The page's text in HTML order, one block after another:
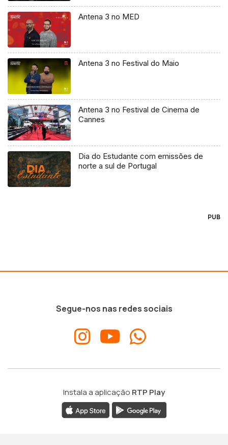
Antena 3 no MED
Antena 3 no Festival do Maio
Antena 3 no Festival de Cinema de
Cannes
Dia do Estudante com emissões de
norte a sul de Portugal
PUB
Segue-nos nas redes sociais
Instala a aplicação RTP Play